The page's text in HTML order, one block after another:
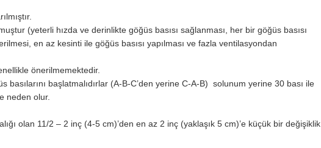
(yeterli hızda ve derinlikte göğüs basısı sağlanması, her bir göğüs basısı
en az kesinti ile göğüs basısı yapılması ve fazla ventilasyondan
önerilmemektedir.
basılarını başlatmalıdırlar (A-B-C’den yerine C-A-B) solunum yerine 30 bası ile
neden olur.
olan 11/2 – 2 inç (4-5 cm)’den en az 2 inç (yaklaşık 5 cm)’e küçük bir değişiklik